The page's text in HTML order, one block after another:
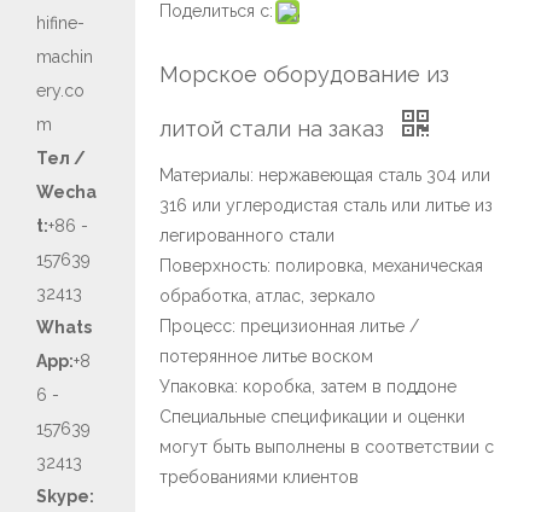
hifine-
machin
ery.co
m
Тел /
Wecha
t:+86 -
157639
32413
Whats
App:+8
6 -
157639
32413
Skype:
Поделиться с:
Морское оборудование из
литой стали на заказ
Материалы: нержавеющая сталь 304 или
316 или углеродистая сталь или литье из
легированного стали
Поверхность: полировка, механическая
обработка, атлас, зеркало
Процесс: прецизионная литье /
потерянное литье воском
Упаковка: коробка, затем в поддоне
Специальные спецификации и оценки
могут быть выполнены в соответствии с
требованиями клиентов